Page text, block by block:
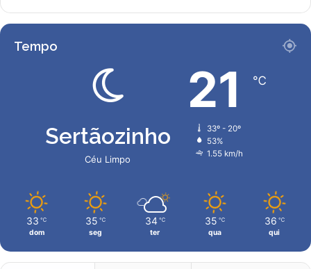
Tempo
Sertãozinho
Céu Limpo
21 ℃
33º - 20º
53%
1.55 km/h
33 ℃
dom
35 ℃
seg
34 ℃
ter
35 ℃
qua
36 ℃
qui